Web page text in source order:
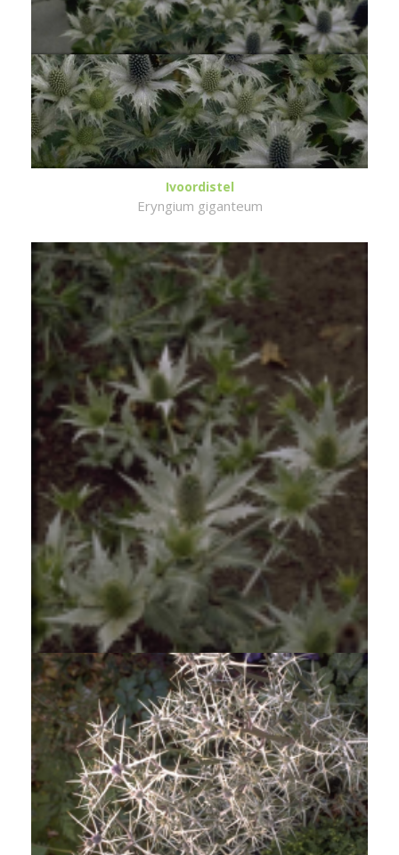
Ivoordistel
Eryngium giganteum
Ivoordistel
Eryngium giganteum 'Silver Ghost'